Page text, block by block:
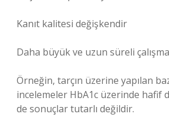
Kanıt kalitesi değişkendir
Daha büyük ve uzun süreli
Örneğin, tarçın üzerine yapılan
incelemeler HbA1c üzerinde hafif
de sonuçlar tutarlı değildir.